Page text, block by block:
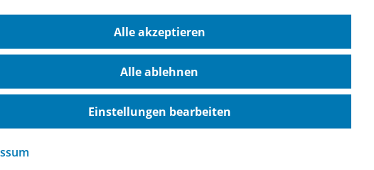
Sofort verfügbar
Dateiformat:PDF-Dokument
Klassenstufen:5. Schuljahr bis 13.
Schuljahr
Alle akzeptieren
Alle ablehnen
Einstellungen bearbeiten